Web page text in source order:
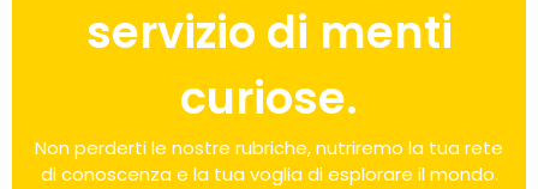
servizio di menti
curiose.
Non perderti le nostre rubriche, nutriremo la tua rete
di conoscenza e la tua voglia di esplorare il mondo.